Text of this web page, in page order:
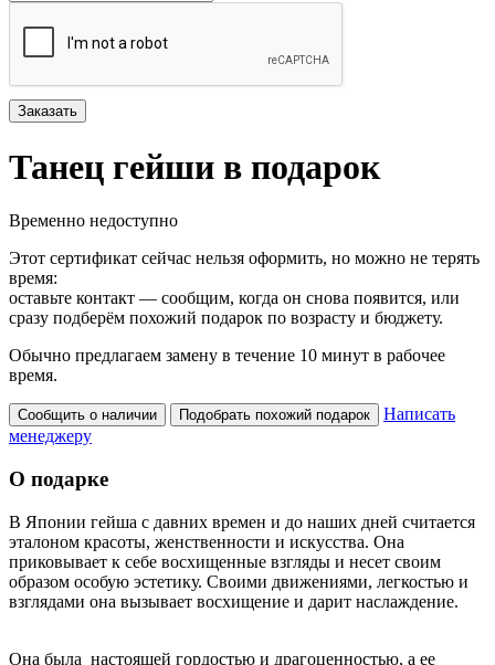
Заказать
Танец гейши в подарок
Временно недоступно
Этот сертификат сейчас нельзя оформить, но можно не терять
время:
оставьте контакт — сообщим, когда он снова появится, или
сразу подберём похожий подарок по возрасту и бюджету.
Обычно предлагаем замену в течение 10 минут в рабочее
время.
Сообщить о наличии Подобрать похожий подарок
Написать
менеджеру
О подарке
В Японии гейша с давних времен и до наших дней считается
эталоном красоты, женственности и искусства. Она
приковывает к себе восхищенные взгляды и несет своим
образом особую эстетику. Своими движениями, легкостью и
взглядами она вызывает восхищение и дарит наслаждение.
Она была настоящей гордостью и драгоценностью, а ее